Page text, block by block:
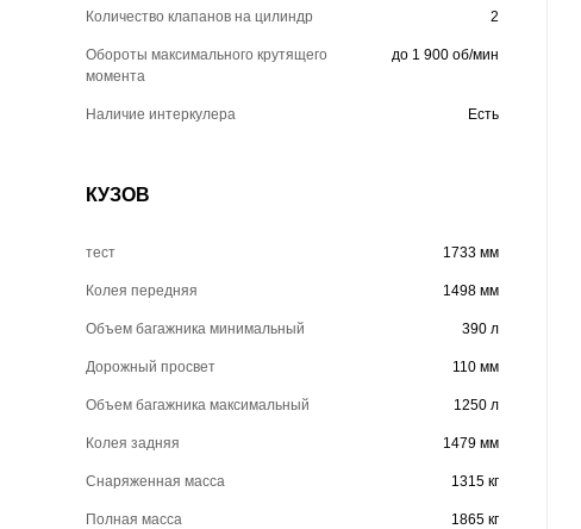
Количество клапанов на цилиндр 2
Обороты максимального крутящего
момента
до 1 900 об/мин
Наличие интеркулера Есть
КУЗОВ
тест 1733 мм
Колея передняя 1498 мм
Объем багажника минимальный 390 л
Дорожный просвет 110 мм
Объем багажника максимальный 1250 л
Колея задняя 1479 мм
Снаряженная масса 1315 кг
Полная масса 1865 кг